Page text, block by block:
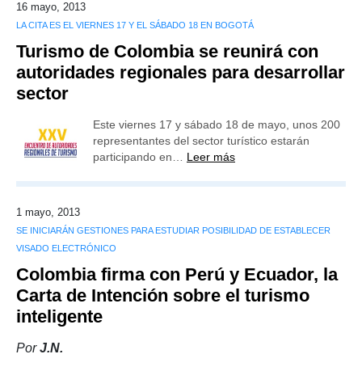
16 mayo, 2013
LA CITA ES EL VIERNES 17 Y EL SÁBADO 18 EN BOGOTÁ
Turismo de Colombia se reunirá con
autoridades regionales para desarrollar
sector
Este viernes 17 y sábado 18 de mayo, unos 200
representantes del sector turístico estarán
participando en… Leer más
1 mayo, 2013
SE INICIARÁN GESTIONES PARA ESTUDIAR POSIBILIDAD DE ESTABLECER
VISADO ELECTRÓNICO
Colombia firma con Perú y Ecuador, la
Carta de Intención sobre el turismo
inteligente
PorJ.N.